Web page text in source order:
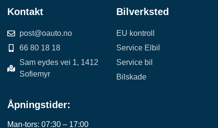
Kontakt
post@oauto.no
66 80 18 18
Sam eydes vei 1, 1412
Sofiemyr
Bilverksted
EU kontroll
Service Elbil
Service bil
Bilskade
Åpningstider:
Man-tors: 07:30 – 17:00